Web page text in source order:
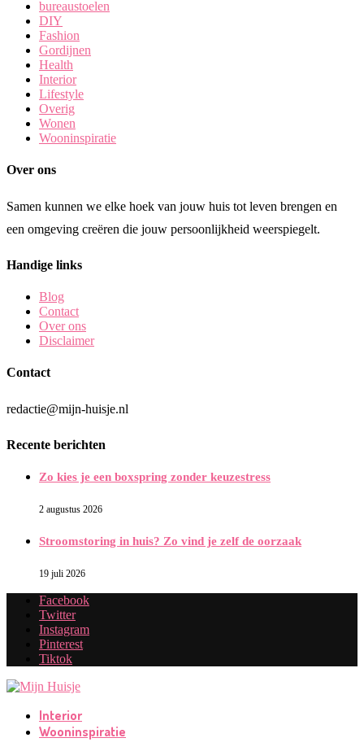
bureaustoelen
DIY
Fashion
Gordijnen
Health
Interior
Lifestyle
Overig
Wonen
Wooninspiratie
Over ons
Samen kunnen we elke hoek van jouw huis tot leven brengen en
een omgeving creëren die jouw persoonlijkheid weerspiegelt.
Handige links
Blog
Contact
Over ons
Disclaimer
Contact
redactie@mijn-huisje.nl
Recente berichten
Zo kies je een boxspring zonder keuzestress
2 augustus 2026
Stroomstoring in huis? Zo vind je zelf de oorzaak
19 juli 2026
Facebook
Twitter
Instagram
Pinterest
Tiktok
Interior
Wooninspiratie